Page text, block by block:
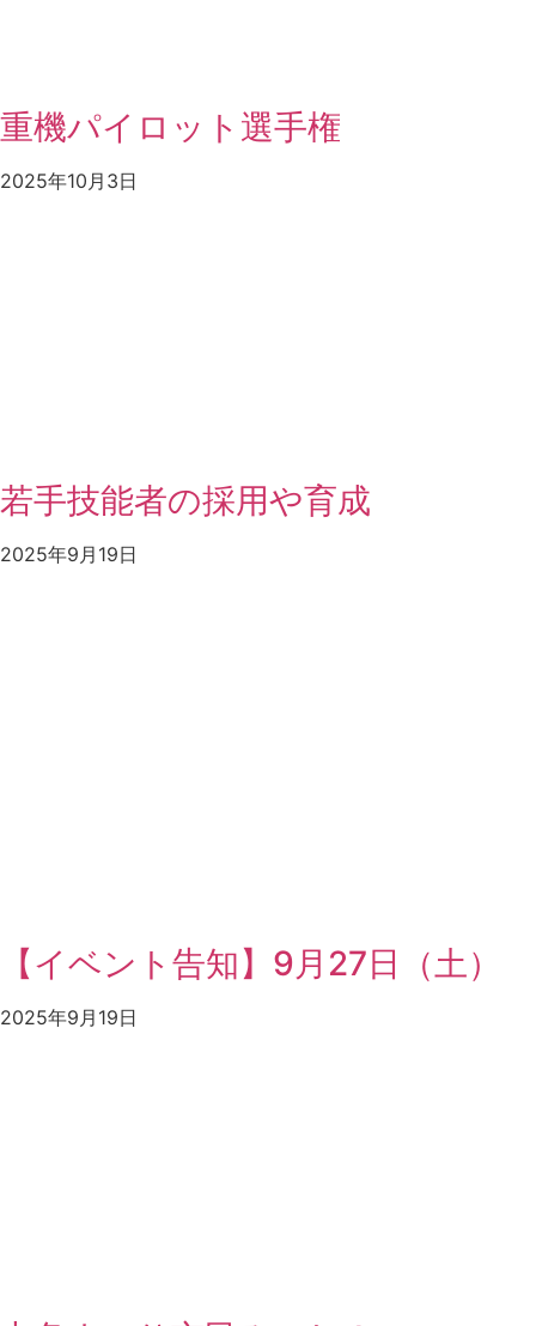
重機パイロット選手権
2025年10月3日
若手技能者の採用や育成
2025年9月19日
【イベント告知】9月27日（土）
2025年9月19日